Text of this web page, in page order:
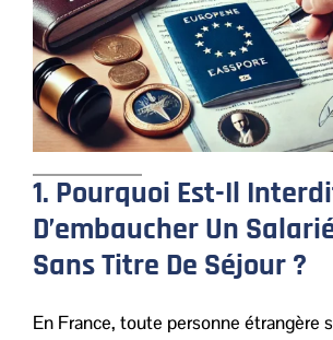
1. Pourquoi Est-Il
D’embaucher Un
Sans Titre De Séjour ?
En France, toute personne étrangère